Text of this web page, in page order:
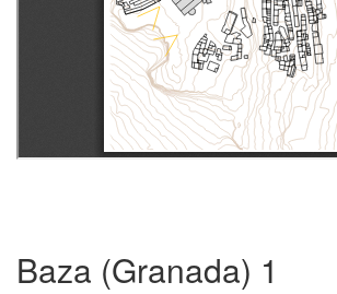
Baza (Granada) 1